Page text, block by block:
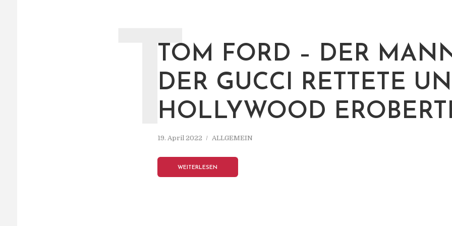
TOM FORD – DER
DER GUCCI RETTETE
HOLLYWOOD
19. April 2022 ALLGEMEIN
T
WEITERLESEN